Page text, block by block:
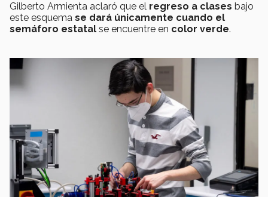
Gilberto Armienta aclaró que el regreso a clases bajo
este esquema se dará únicamente cuando el
semáforo estatal se encuentre en color verde.